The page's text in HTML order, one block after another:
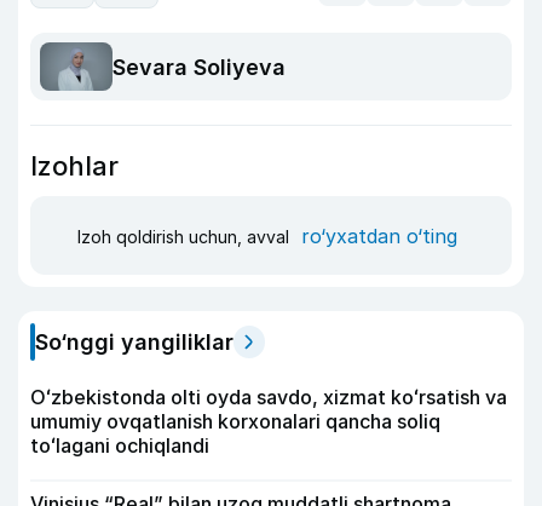
Sevara Soliyeva
Izohlar
Izoh qoldirish uchun, avval ro‘yxatdan o‘ting
So‘nggi yangiliklar
Oʻzbekistonda olti oyda savdo, xizmat koʻrsatish va
umumiy ovqatlanish korxonalari qancha soliq
toʻlagani ochiqlandi